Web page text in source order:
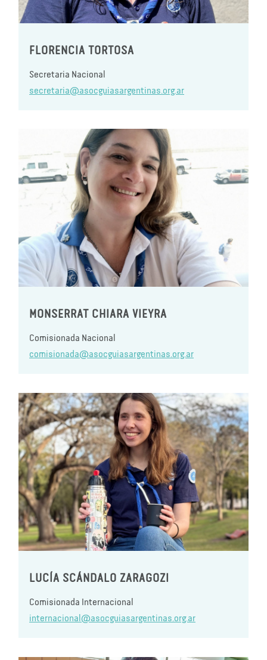
FLORENCIA TORTOSA
Secretaria Nacional
secretaria@asocguiasargentinas.org.ar
MONSERRAT CHIARA VIEYRA
Comisionada Nacional
comisionada@asocguiasargentinas.org.ar
LUCÍA SCÁNDALO ZARAGOZI
Comisionada Internacional
internacional@asocguiasargentinas.org.ar